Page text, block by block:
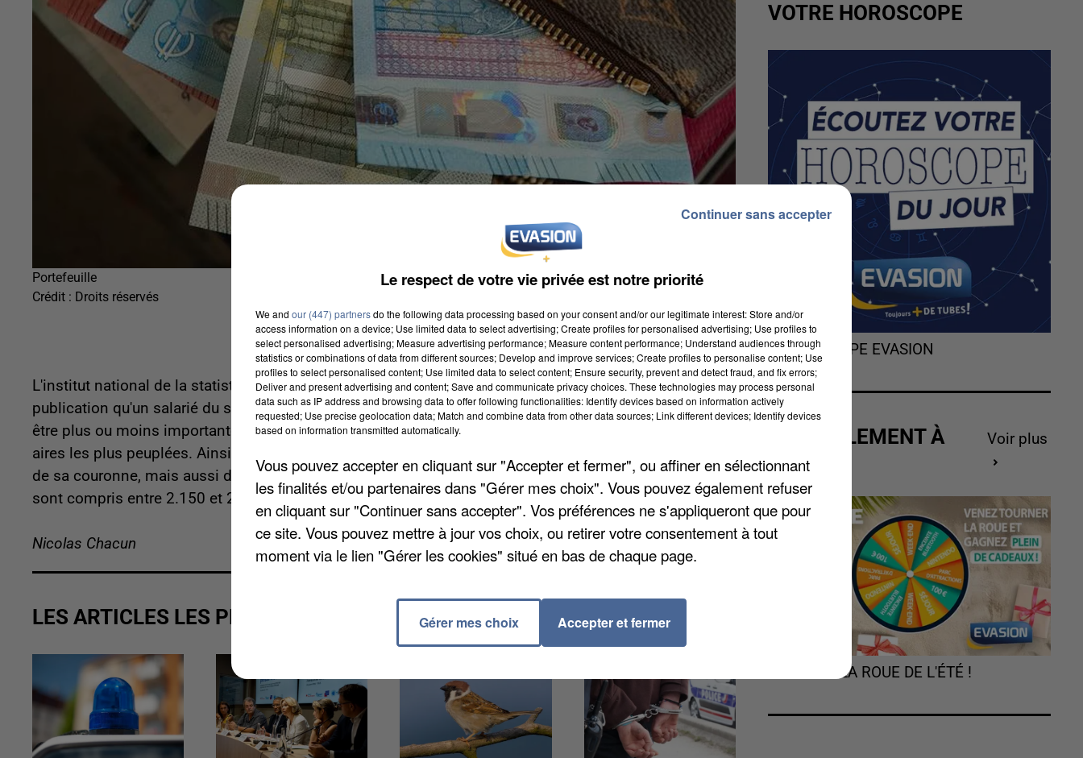
Portefeuille
Crédit : Droits réservés
L'institut national de la statistique vient de dévoiler une nouvelle étude. On apprend dans cette
publication qu'un salarié du secteur privé gagne en moyenne 2.500 euros. Sauf que cette somme peut
être plus ou moins importante, selon que l'employé travaille dans une grande ville ou bien hors des
aires les plus peuplées. Ainsi, une partie de l'Oise est sous l'influence de l'aire d'attraction de Paris et
de sa couronne, mais aussi de celles de Beauvais et Compiègne. Les salaires mensuels nets moyens y
sont compris entre 2.150 et 2.450 euros.
Nicolas Chacun
LES ARTICLES LES PLUS VUS
VOTRE HOROSCOPE
L'HOROSCOPE EVASION
ACTUELLEMENT À
GAGNER
Voir plus
TOURNEZ LA ROUE DE L'ÉTÉ !
Le respect de votre vie privée est notre priorité
We and our (447) partnersdo the following data processing based on your consent and/or our legitimate interest: Store and/or
access information on a device; Use limited data to select advertising; Create profiles for personalised advertising; Use profiles to
select personalised advertising; Measure advertising performance; Measure content performance; Understand audiences through
statistics or combinations of data from different sources; Develop and improve services; Create profiles to personalise content; Use
profiles to select personalised content; Use limited data to select content; Ensure security, prevent and detect fraud, and fix errors;
Deliver and present advertising and content; Save and communicate privacy choices. These technologies may process personal
data such as IP address and browsing data to offer following functionalities: Identify devices based on information actively
requested; Use precise geolocation data; Match and combine data from other data sources; Link different devices; Identify devices
based on information transmitted automatically.
Vous pouvez accepter en cliquant sur "Accepter et fermer", ou affiner en sélectionnant
les finalités et/ou partenaires dans "Gérer mes choix". Vous pouvez également refuser
en cliquant sur "Continuer sans accepter". Vos préférences ne s'appliqueront que pour
ce site. Vous pouvez mettre à jour vos choix, ou retirer votre consentement à tout
moment via le lien "Gérer les cookies" situé en bas de chaque page.
Gérer mes choix Accepter et fermer
Continuer sans accepter